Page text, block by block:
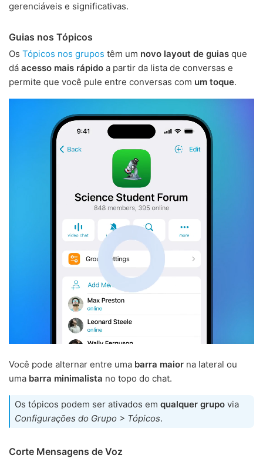
gerenciáveis e significativas.
Guias nos Tópicos
Os Tópicos nos grupos têm um novo layout de guias que
dá acesso mais rápido a partir da lista de conversas e
permite que você pule entre conversas com um toque.
Você pode alternar entre uma barra maior na lateral ou
uma barra minimalista no topo do chat.
Os tópicos podem ser ativados em qualquer grupo via
Configurações do Grupo > Tópicos.
Corte Mensagens de Voz